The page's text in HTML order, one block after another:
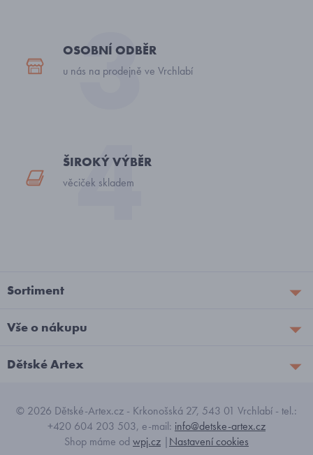
OSOBNÍ ODBĚR
u nás na prodejně ve Vrchlabí
ŠIROKÝ VÝBĚR
věciček skladem
Sortiment
Vše o nákupu
Dětské Artex
© 2026 Dětské-Artex.cz - Krkonošská 27, 543 01 Vrchlabí - tel.:
+420 604 203 503, e-mail: info@detske-artex.cz
Shop máme od wpj.cz |Nastavení cookies